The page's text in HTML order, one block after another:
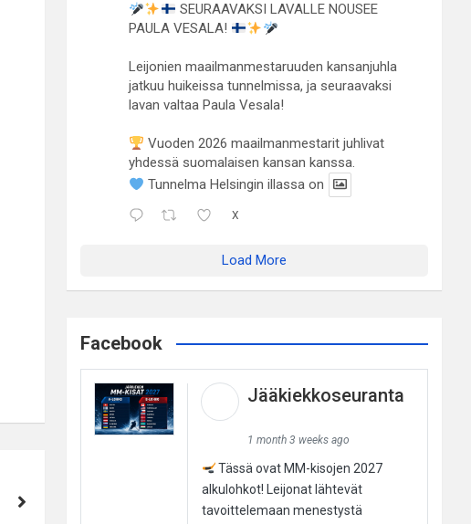
SEURAAVAKSI LAVALLE NOUSEE
PAULA VESALA!
Leijonien maailmanmestaruuden kansanjuhla
jatkuu huikeissa tunnelmissa, ja seuraavaksi
lavan valtaa Paula Vesala!
Vuoden 2026 maailmanmestarit juhlivat
yhdessä suomalaisen kansan kanssa.
Tunnelma Helsingin illassa on
X
Load More
Facebook
Jääkiekkoseuranta
1 month 3 weeks ago
Tässä ovat MM-kisojen 2027
alkulohkot! Leijonat lähtevät
tavoittelemaan menestystä